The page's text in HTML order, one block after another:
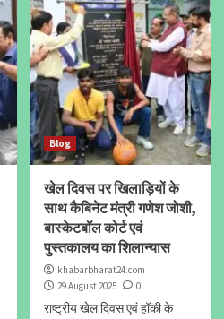
Blog
खेल दिवस पर खिलाड़ियों के
साथ कैबिनेट मंत्री गणेश जोशी,
बास्केटबॉल कोर्ट एवं
पुस्तकालय का शिलान्यास
khabarbharat24.com
29 August 2025
0
राष्ट्रीय खेल दिवस एवं हॉकी के